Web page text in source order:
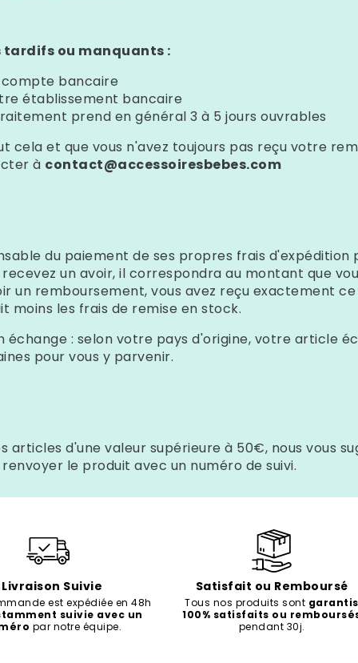
tardifs ou manquants :
bancaire
établissement bancaire
prend en général 3 à 5 jours ouvrables
cela et que vous n'avez toujours pas reçu votre
à contact@accessoiresbebes.com
du paiement de ses propres frais d'expédition
un avoir, il correspondra au montant que
un remboursement, vous avez reçu exactement ce
moins les frais de remise en stock.
échange : selon votre pays d'origine, votre article
pour vous y parvenir.
articles d'une valeur supérieure à 50€, nous vous
le produit avec un numéro de suivi.
Livraison Suivie
est expédiée en 48h
suivie avec un
par notre équipe.
Satisfait ou Remboursé
Tous nos produits sont garantis
100% satisfaits ou
pendant 30j.